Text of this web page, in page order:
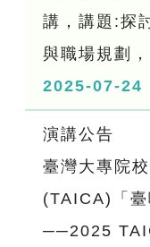
講，講題:探
與職場規劃
2025-07-24
演講公告
臺灣大專院
(TAICA)「臺
──2025